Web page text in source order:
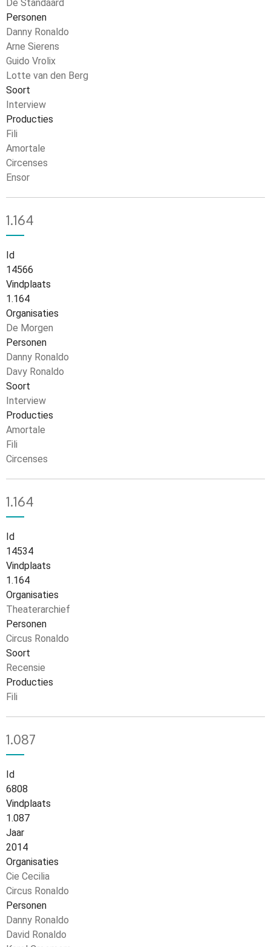
De Standaard
Personen
Danny Ronaldo
Arne Sierens
Guido Vrolix
Lotte van den Berg
Soort
Interview
Producties
Fili
Amortale
Circenses
Ensor
1.164
Id
14566
Vindplaats
1.164
Organisaties
De Morgen
Personen
Danny Ronaldo
Davy Ronaldo
Soort
Interview
Producties
Amortale
Fili
Circenses
1.164
Id
14534
Vindplaats
1.164
Organisaties
Theaterarchief
Personen
Circus Ronaldo
Soort
Recensie
Producties
Fili
1.087
Id
6808
Vindplaats
1.087
Jaar
2014
Organisaties
Cie Cecilia
Circus Ronaldo
Personen
Danny Ronaldo
David Ronaldo